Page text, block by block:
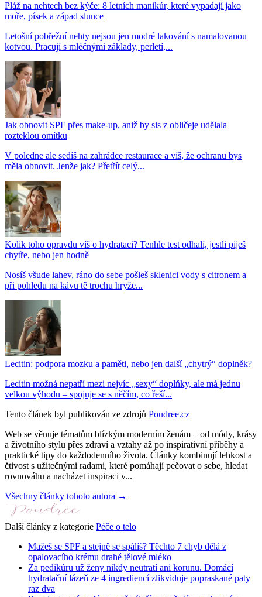
Pláž na nehtech bez kýče: 8 letních manikúr, které vypadají jako
moře, písek a západ slunce
Letošní pobřežní nehty nejsou jen modré lakování s namalovanou
kotvou. Pracují s mléčnými základy, perletí,...
Jak obnovit SPF přes make-up, aniž by sis z obličeje udělala
rozteklou omítku
V poledne ale sedíš na zahrádce restaurace a víš, že ochranu bys
měla obnovit. Jenže jak? Přetřít celý...
Kolik toho opravdu víš o hydrataci? Tenhle test odhalí, jestli piješ
chytře, nebo jen hodně
Nosíš všude lahev, ráno do sebe pošleš sklenici vody s citronem a
při pohledu na kávu tě trochu hryže...
Lecitin: podpora mozku a paměti, nebo jen další „chytrý“ doplněk?
Lecitin možná nepatří mezi nejvíc „sexy“ doplňky, ale má jednu
velkou výhodu – spojuje se s něčím, co řeší...
Tento článek byl publikován ze zdrojů Poudree.cz
Web se věnuje tématům blízkým moderním ženám – od módy, krásy
a životního stylu přes zdraví a vztahy až po inspirativní příběhy a
praktické tipy do každodenního života. Články kombinují lehkost a
čtivost s užitečnými radami, které pomáhají pečovat o sebe, hledat
rovnováhu a nacházet inspiraci v...
Všechny články tohoto autora →
Další články z kategorie Péče o telo
Mažeš se SPF a stejně se spálíš? Těchto 7 chyb dělá z
opalovacího krému drahé tělové mléko
Za pedikúru už ženy nikdy neutratí ani korunu. Domácí
hydratační lázeň ze 4 ingrediencí zlikviduje popraskané paty
raz dva